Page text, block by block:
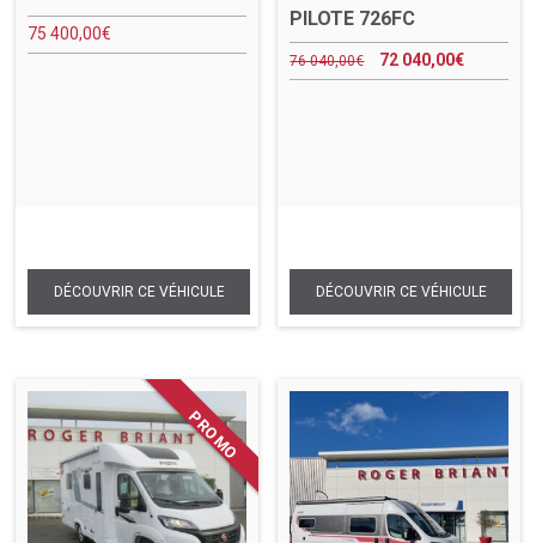
75 400,00€
PILOTE 726FC
76 040,00€ 72 040,00€